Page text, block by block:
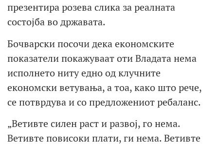
презентира розева слика за реалната
состојба во државата.
Бочварски посочи дека економските
показатели покажуваат оти Владата нема
исполнето ниту едно од клучните
економски ветувања, а тоа, како што рече,
се потврдува и со предложениот ребаланс.
„Ветивте силен раст и развој, го нема.
Ветивте повисоки плати, ги нема. Ветивте